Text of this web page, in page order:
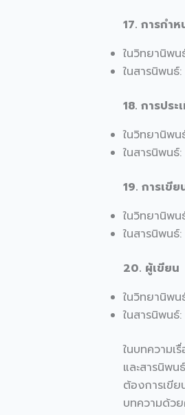
17. การกำ
ในวิทยานิพน
ในสารนิพนธ์
18. การปร
ในวิทยานิพน
ในสารนิพนธ์
19. การเขีย
ในวิทยานิพน
ในสารนิพนธ์:
20. ผู้เขียน
ในวิทยานิพน
ในสารนิพนธ์
ในบทความเ
และสารนิพ
ต้องการเขีย
บทความด้ว